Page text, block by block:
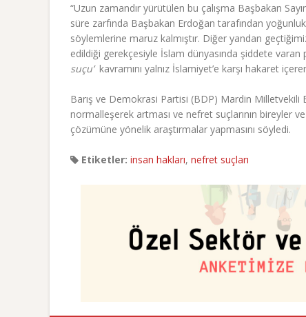
“Uzun zamandır yürütülen bu çalışma Başbakan
süre zarfında Başbakan Erdoğan tarafından
söylemlerine maruz kalmıştır. Diğer yandan
edildiği gerekçesiyle İslam dünyasında şiddete
suçu’ kavramını yalnız İslamiyet’e karşı hakaret
Barış ve Demokrasi Partisi (BDP) Mardin Milletvekili
normalleşerek artması ve nefret suçlarının bireyler
çözümüne yönelik araştırmalar yapmasını söyledi.
Etiketler: insan hakları, nefret suçları